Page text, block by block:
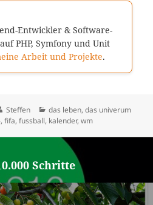
Entwickler & Software-
PHP, Symfony und Unit
Arbeit und Projekte.
Autor
Steffen Kategorien
das leben, das univerum
,fifa,fussball, kalender,wm
Schritte